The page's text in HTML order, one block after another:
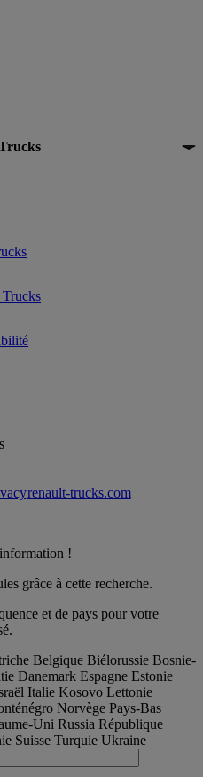
by Renault Trucks
Trucks
renault-trucks.com
!
grâce à cette recherche.
et de pays pour votre
Belgique Biélorussie Bosnie-
Danemark Espagne Estonie
Italie Kosovo Lettonie
Norvège Pays-Bas
Uni Russia République
Suisse Turquie Ukraine